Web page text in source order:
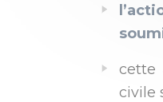
cette
civile